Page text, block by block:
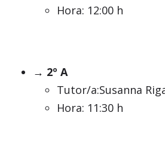
Hora: 12:00 h
→ 2º A
Tutor/a:Susanna
Hora: 11:30 h